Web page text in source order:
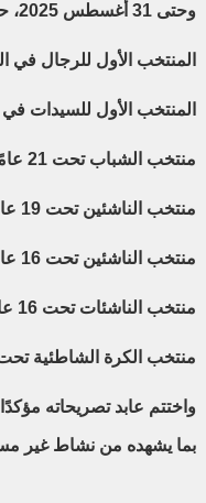
وحتى 31 أغسطس 2025، حيث يشارك:
المنتخب الأول للرجال في
المنتخب الأول للسيدات في
منتخب الشباب تحت 21 عامًا في بطولة العالم بالصين.
منتخب الناشئين تحت 19 عامًا في البطولة العربية بالأردن.
منتخب الناشئين تحت 16 عامًا في بطولة الأمم الإفريقية بتونس.
منتخب الناشئات تحت 16 عامًا في بطولة الأمم الإفريقية بتونس.
منتخب الكرة الشاطئية تحت 18 عامًا (بنات) في البطولة الإفريقية
بما يشهده من نشاط غير